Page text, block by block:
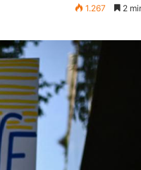
1.267 2